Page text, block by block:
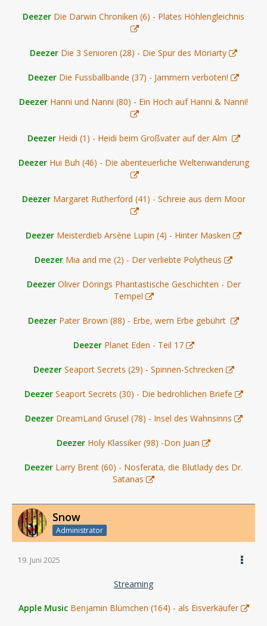
Deezer Die Darwin Chroniken (6) - Plates Höhlengleichnis
Deezer Die 3 Senioren (28) - Die Spur des Moriarty
Deezer Die Fussballbande (37) - Jammern verboten!
Deezer Hanni und Nanni (80) - Ein Hoch auf Hanni & Nanni!
Deezer Heidi (1) - Heidi beim Großvater auf der Alm
Deezer Hui Buh (46) - Die abenteuerliche Weltenwanderung
Deezer Margaret Rutherford (41) - Schreie aus dem Moor
Deezer Meisterdieb Arsène Lupin (4) - Hinter Masken
Deezer Mia and me (2) - Der verliebte Polytheus
Deezer Oliver Dörings Phantastische Geschichten - Der
Tempel
Deezer Pater Brown (88) - Erbe, wem Erbe gebührt
Deezer Planet Eden - Teil 17
Deezer Seaport Secrets (29) - Spinnen-Schrecken
Deezer Seaport Secrets (30) - Die bedrohlichen Briefe
Deezer DreamLand Grusel (78) - Insel des Wahnsinns
Deezer Holy Klassiker (98) -Don Juan
Deezer Larry Brent (60) - Nosferata, die Blutlady des Dr.
Satanas
Snow
Administrator
19. Juni 2025
Streaming
Apple Music Benjamin Blümchen (164) - als Eisverkäufer